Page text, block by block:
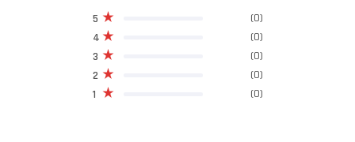
1 (0)
2 (0)
3 (0)
4 (0)
5 (0)